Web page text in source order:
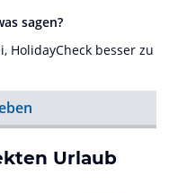
sagen?
HolidayCheck besser zu
Urlaub